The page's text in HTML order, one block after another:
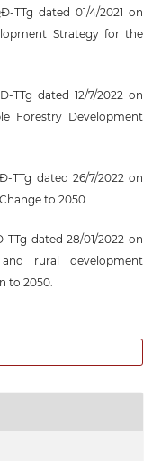
TTg dated 01/4/2021 on
Strategy for the
TTg dated 12/7/2022 on
Forestry Development
TTg dated 26/7/2022 on
to 2050.
TTg dated 28/01/2022 on
rural development
to 2050.